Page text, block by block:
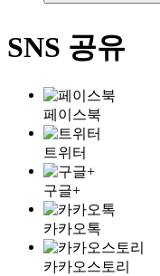
SNS 공유
페이스북
트위터
구글+
카카오톡
카카오스토리